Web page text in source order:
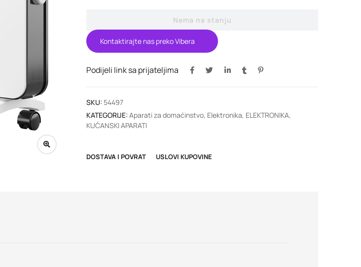
Nema na stanju
Kontaktirajte nas preko Vibera
Podijeli link sa prijateljima
SKU: 54497
KATEGORIJE: Aparati za domaćinstvo, Elektronika, ELEKTRONIKA,
KUĆANSKI APARATI
DOSTAVA I POVRAT USLOVI KUPOVINE